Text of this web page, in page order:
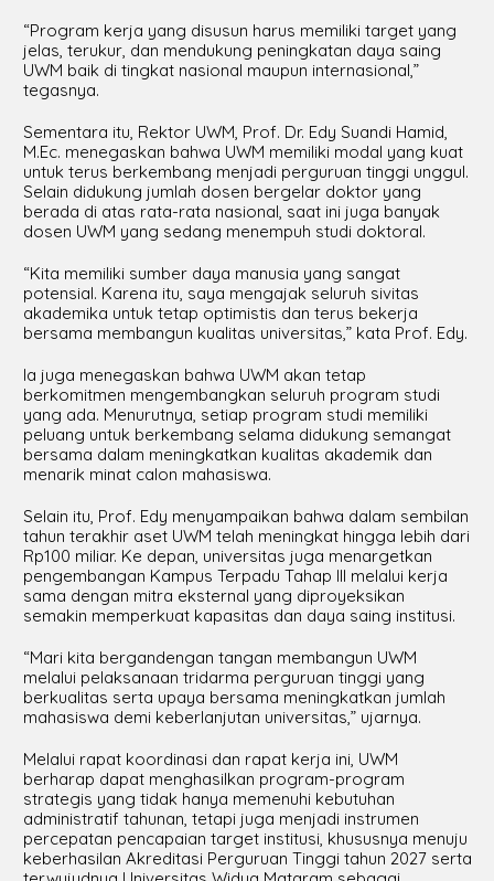
“Program kerja yang disusun harus memiliki target yang
jelas, terukur, dan mendukung peningkatan daya saing
UWM baik di tingkat nasional maupun internasional,”
tegasnya.
Sementara itu, Rektor UWM, Prof. Dr. Edy Suandi Hamid,
M.Ec. menegaskan bahwa UWM memiliki modal yang kuat
untuk terus berkembang menjadi perguruan tinggi unggul.
Selain didukung jumlah dosen bergelar doktor yang
berada di atas rata-rata nasional, saat ini juga banyak
dosen UWM yang sedang menempuh studi doktoral.
“Kita memiliki sumber daya manusia yang sangat
potensial. Karena itu, saya mengajak seluruh sivitas
akademika untuk tetap optimistis dan terus bekerja
bersama membangun kualitas universitas,” kata Prof. Edy.
Ia juga menegaskan bahwa UWM akan tetap
berkomitmen mengembangkan seluruh program studi
yang ada. Menurutnya, setiap program studi memiliki
peluang untuk berkembang selama didukung semangat
bersama dalam meningkatkan kualitas akademik dan
menarik minat calon mahasiswa.
Selain itu, Prof. Edy menyampaikan bahwa dalam sembilan
tahun terakhir aset UWM telah meningkat hingga lebih dari
Rp100 miliar. Ke depan, universitas juga menargetkan
pengembangan Kampus Terpadu Tahap III melalui kerja
sama dengan mitra eksternal yang diproyeksikan
semakin memperkuat kapasitas dan daya saing institusi.
“Mari kita bergandengan tangan membangun UWM
melalui pelaksanaan tridarma perguruan tinggi yang
berkualitas serta upaya bersama meningkatkan jumlah
mahasiswa demi keberlanjutan universitas,” ujarnya.
Melalui rapat koordinasi dan rapat kerja ini, UWM
berharap dapat menghasilkan program-program
strategis yang tidak hanya memenuhi kebutuhan
administratif tahunan, tetapi juga menjadi instrumen
percepatan pencapaian target institusi, khususnya menuju
keberhasilan Akreditasi Perguruan Tinggi tahun 2027 serta